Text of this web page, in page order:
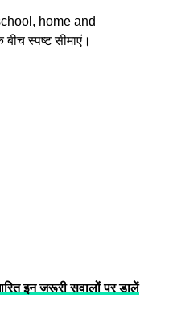
home and
स्पष्ट सीमाएं।
इन जरूरी सवालों पर डालें